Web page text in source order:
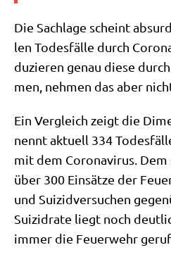
Die Sach­la­ge scheint
len Todes­fäl­le durch
du­zie­ren genau die­se
men, neh­men das aber
Ein Ver­gleich zeigt die
nennt aktu­ell 334
mit dem Coro­na­vi­rus. Dem
über 300 Ein­sät­ze der
und Sui­zid­ver­su­chen
Sui­zid­ra­te liegt noch
immer die Feu­er­wehr